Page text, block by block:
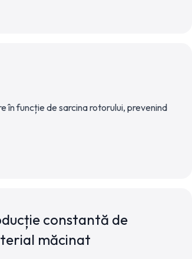
în funcție de sarcina rotorului, prevenind
constantă de
măcinat